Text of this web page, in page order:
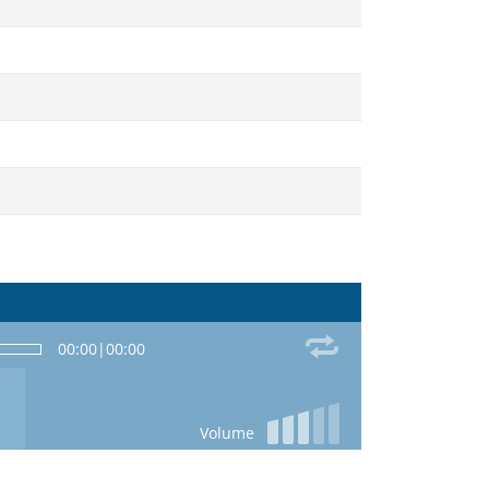
00:00|00:00
Volume